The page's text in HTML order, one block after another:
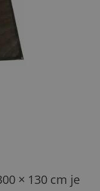
× 130 cm je